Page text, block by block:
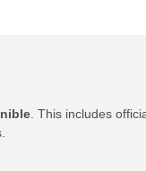
. This includes